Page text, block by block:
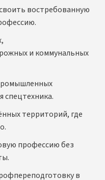
востребованную
и коммунальных
спецтехника.
территорий, где
профессию без
в